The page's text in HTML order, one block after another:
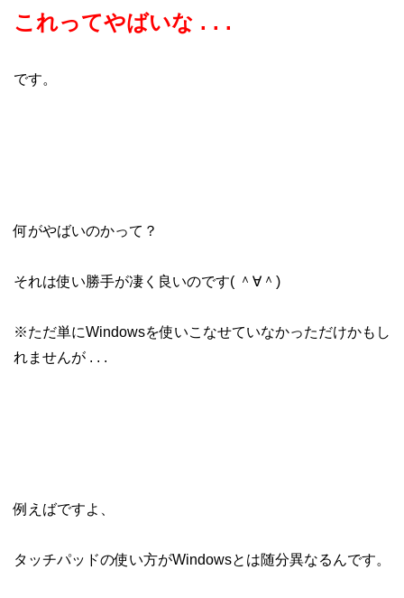
これってやばいな . . .
です。
何がやばいのかって？
それは使い勝手が凄く良いのです( ＾∀＾)
※ただ単にWindowsを使いこなせていなかっただけかもし
れませんが . . .
例えばですよ、
タッチパッドの使い方がWindowsとは随分異なるんです。